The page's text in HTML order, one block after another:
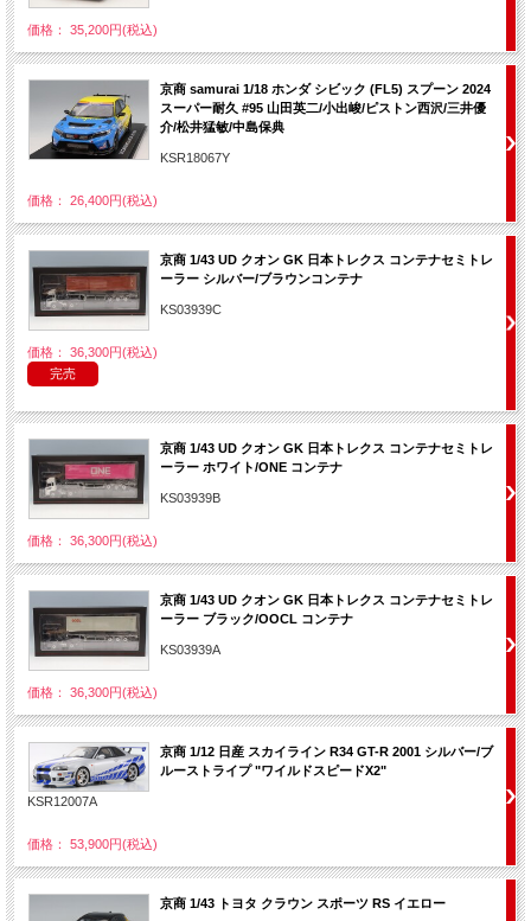
価格： 35,200円(税込)
京商 samurai 1/18 ホンダ シビック (FL5) スプーン 2024
スーパー耐久 #95 山田英二/小出峻/ピストン西沢/三井優
介/松井猛敏/中島保典
KSR18067Y
価格： 26,400円(税込)
京商 1/43 UD クオン GK 日本トレクス コンテナセミトレ
ーラー シルバー/ブラウンコンテナ
KS03939C
価格： 36,300円(税込)
完売
京商 1/43 UD クオン GK 日本トレクス コンテナセミトレ
ーラー ホワイト/ONE コンテナ
KS03939B
価格： 36,300円(税込)
京商 1/43 UD クオン GK 日本トレクス コンテナセミトレ
ーラー ブラック/OOCL コンテナ
KS03939A
価格： 36,300円(税込)
京商 1/12 日産 スカイライン R34 GT-R 2001 シルバー/ブ
ルーストライプ "ワイルドスピードX2"
KSR12007A
価格： 53,900円(税込)
京商 1/43 トヨタ クラウン スポーツ RS イエロー